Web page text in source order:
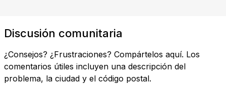
Discusión comunitaria
¿Consejos? ¿Frustraciones? Compártelos aquí. Los
comentarios útiles incluyen una descripción del
problema, la ciudad y el código postal.